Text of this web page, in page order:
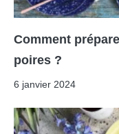
Comment
poires ?
6 janvier 2024